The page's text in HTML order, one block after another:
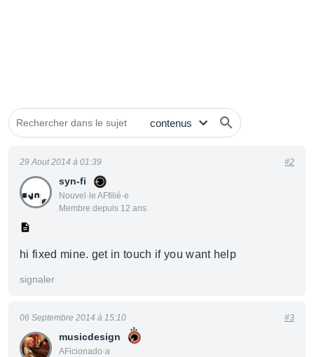
syn-fi
Nouvel·le AFfilié·e
Membre depuis 12 ans
29 Aout 2014 à 01:39 #2
hi fixed mine. get in touch if you want help
signaler
musicdesign
AFicionado·a
06 Septembre 2014 à 15:10 #3